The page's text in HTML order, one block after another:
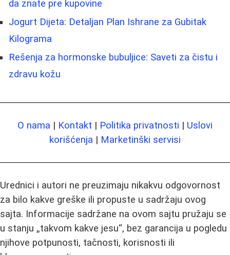
da znate pre kupovine
Jogurt Dijeta: Detaljan Plan Ishrane za Gubitak
Kilograma
Rešenja za hormonske bubuljice: Saveti za čistu i
zdravu kožu
O nama | Kontakt | Politika privatnosti | Uslovi
korišćenja | Marketinški servisi
Urednici i autori ne preuzimaju nikakvu odgovornost
za bilo kakve greške ili propuste u sadržaju ovog
sajta. Informacije sadržane na ovom sajtu pružaju se
u stanju „takvom kakve jesu“, bez garancija u pogledu
njihove potpunosti, tačnosti, korisnosti ili